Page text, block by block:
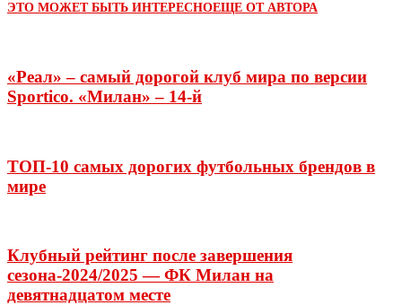
ЭТО МОЖЕТ БЫТЬ ИНТЕРЕСНОЕЩЕ ОТ АВТОРА
«Реал» – самый дорогой клуб мира по версии
Sportico. «Милан» – 14-й
ТОП-10 самых дорогих футбольных брендов в
мире
Клубный рейтинг после завершения
сезона-2024/2025 — ФК Милан на
девятнадцатом месте